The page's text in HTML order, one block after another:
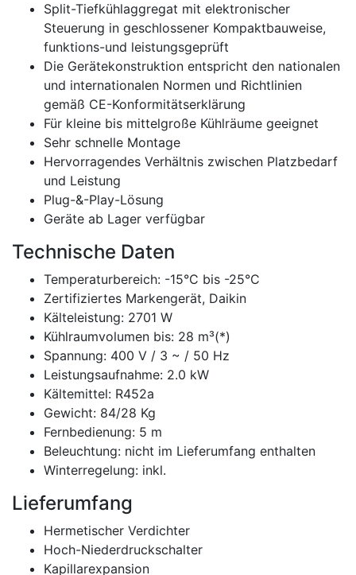
Split-Tiefkühlaggregat mit elektronischer
Steuerung in geschlossener Kompaktbauweise,
funktions-und leistungsgeprüft
Die Gerätekonstruktion entspricht den nationalen
und internationalen Normen und Richtlinien
gemäß CE-Konformitätserklärung
Für kleine bis mittelgroße Kühlräume geeignet
Sehr schnelle Montage
Hervorragendes Verhältnis zwischen Platzbedarf
und Leistung
Plug-&-Play-Lösung
Geräte ab Lager verfügbar
Technische Daten
Temperaturbereich: -15°C bis -25°C
Zertifiziertes Markengerät, Daikin
Kälteleistung: 2701 W
Kühlraumvolumen bis: 28 m³(*)
Spannung: 400 V / 3 ~ / 50 Hz
Leistungsaufnahme: 2.0 kW
Kältemittel: R452a
Gewicht: 84/28 Kg
Fernbedienung: 5 m
Beleuchtung: nicht im Lieferumfang enthalten
Winterregelung: inkl.
Lieferumfang
Hermetischer Verdichter
Hoch-Niederdruckschalter
Kapillarexpansion